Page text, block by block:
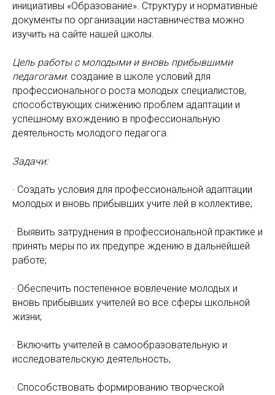
инициативы «Образование». Структуру и нормативные
документы по организации наставничества можно
изучить на сайте нашей школы.
Цель работы с молодыми и вновь прибывшими
педагогами: создание в школе условий для
профессионального роста молодых специалистов,
способствующих снижению проблем адаптации и
успешному вхождению в профессиональную
деятельность молодого педагога.
Задачи:
· Создать условия для профессиональной адаптации
молодых и вновь прибывших учите лей в коллективе;
· Выявить затруднения в профессиональной практике и
принять меры по их предупре ждению в дальнейшей
работе;
· Обеспечить постепенное вовлечение молодых и
вновь прибывших учителей во все сферы школьной
жизни;
· Включить учителей в самообразовательную и
исследовательскую деятельность;
· Способствовать формированию творческой